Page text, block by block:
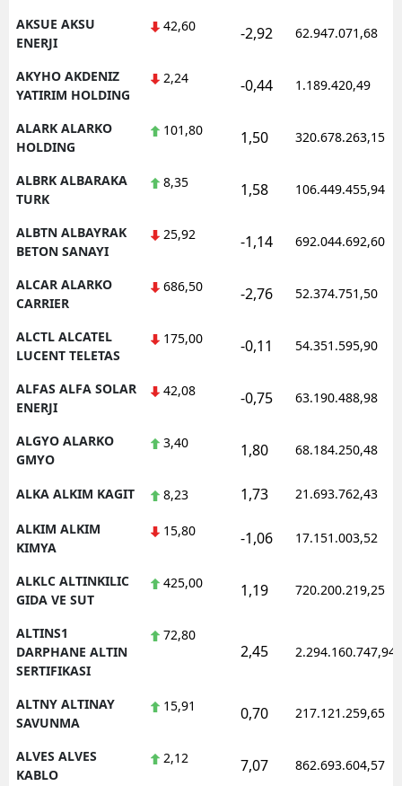
AKSUE AKSU
ENERJI
42,60 -2,92 62.947.071,68
AKYHO AKDENIZ
YATIRIM HOLDING
2,24 -0,44 1.189.420,49
ALARK ALARKO
HOLDING
101,80 1,50 320.678.263,15
ALBRK ALBARAKA
TURK
8,35 1,58 106.449.455,94
ALBTN ALBAYRAK
BETON SANAYI
25,92 -1,14 692.044.692,60
ALCAR ALARKO
CARRIER
686,50 -2,76 52.374.751,50
ALCTL ALCATEL
LUCENT TELETAS
175,00 -0,11 54.351.595,90
ALFAS ALFA SOLAR
ENERJI
42,08 -0,75 63.190.488,98
ALGYO ALARKO
GMYO
3,40 1,80 68.184.250,48
ALKA ALKIM KAGIT 8,23 1,73 21.693.762,43
ALKIM ALKIM
KIMYA
15,80 -1,06 17.151.003,52
ALKLC ALTINKILIC
GIDA VE SUT
425,00 1,19 720.200.219,25
ALTINS1
DARPHANE ALTIN
SERTIFIKASI
72,80
2,45 2.294.160.747,94
ALTNY ALTINAY
SAVUNMA
15,91 0,70 217.121.259,65
ALVES ALVES
KABLO
2,12 7,07 862.693.604,57